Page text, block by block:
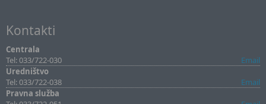
Kontakti
Centrala
Tel: 033/722-030
Email
Uredništvo
Tel: 033/722-038
Email
Pravna služba